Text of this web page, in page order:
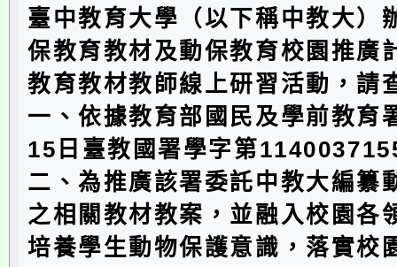
臺中教育大學（以下稱中教大）
保教育教材及動保教育校園推廣
教育教材教師線上研習活動，請
一、依據教育部國民及學前教育
15日臺教國署學字第
二、為推廣該署委託中教大編纂
之相關教材教案，並融入校園各
培養學生動物保護意識，落實校